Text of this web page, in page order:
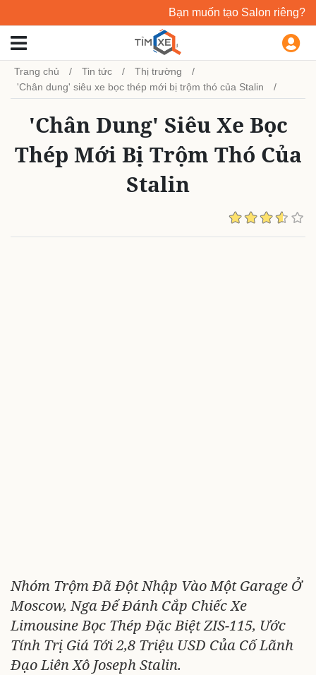
Bạn muốn tạo Salon riêng?
Trang chủ Tin tức
Thị trường
'Chân dung' siêu xe bọc thép mới bị trộm thó của Stalin
'Chân Dung' Siêu Xe Bọc
Thép Mới Bị Trộm Thó Của
Stalin
Nhóm Trộm Đã Đột Nhập Vào Một Garage Ở
Moscow, Nga Để Đánh Cắp Chiếc Xe
Limousine Bọc Thép Đặc Biệt ZIS-115, Ước
Tính Trị Giá Tới 2,8 Triệu USD Của Cố Lãnh
Đạo Liên Xô Joseph Stalin.